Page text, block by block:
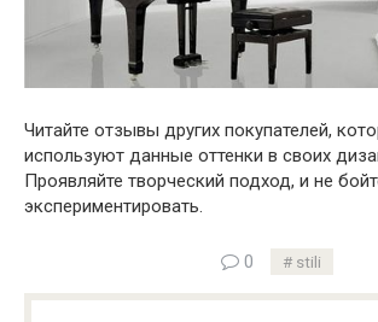
Читайте отзывы других покупателей,
используют данные оттенки в своих
Проявляйте творческий подход, и не
экспериментировать.
0 stili